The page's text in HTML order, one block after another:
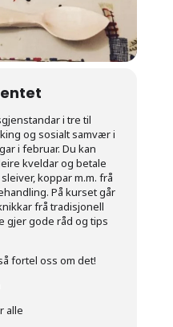
i tre til
og sosialt samvær i
i februar. Du kan
kveldar og betale
koppar m.m. frå
På kurset går
frå tradisjonell
gjer gode råd og tips
fortel oss om det!
alle